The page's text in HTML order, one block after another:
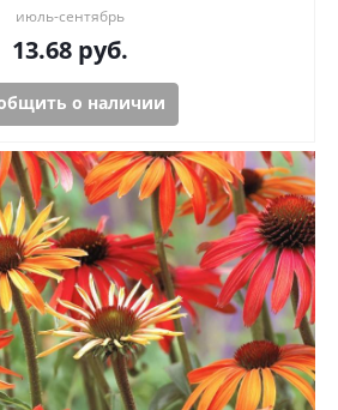
июль-сентябрь
13.68руб.
о наличии